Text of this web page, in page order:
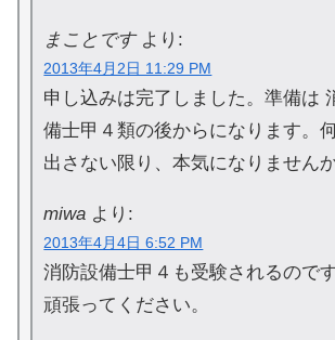
まことです より:
2013年4月2日 11:29 PM
申し込みは完了しました。準備は
備士甲４類の後からになります。
出さない限り、本気になりませんか
miwa より:
2013年4月4日 6:52 PM
消防設備士甲４も受験されるのです
頑張ってください。